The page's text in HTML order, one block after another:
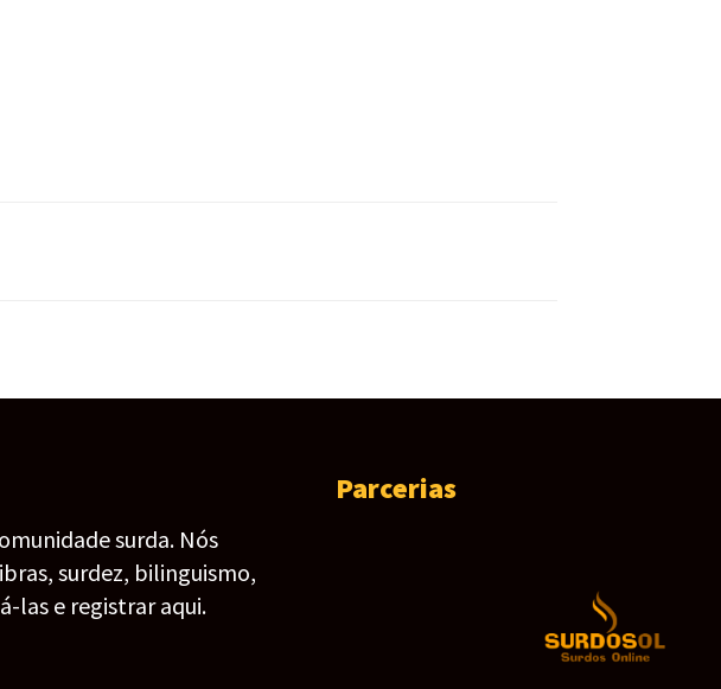
surda. Nós
surdez, bilinguismo,
las e registrar aqui.
Parcerias